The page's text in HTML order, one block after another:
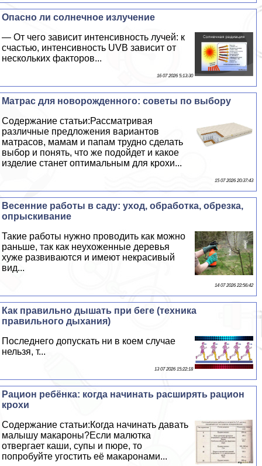
Опасно ли солнечное излучение
— От чего зависит интенсивность лучей: к
счастью, интенсивность UVB зависит от
нескольких факторов...
16 07 2026 5:13:30
Матрас для новорожденного: советы по выбору
Содержание статьи:Рассматривая
различные предложения вариантов
матрасов, мамам и папам трудно сделать
выбор и понять, что же подойдет и какое
изделие станет оптимальным для крохи...
15 07 2026 20:37:43
Весенние работы в саду: уход, обработка, обрезка,
опрыскивание
Такие работы нужно проводить как можно
раньше, так как неухоженные деревья
хуже развиваются и имеют некрасивый
вид...
14 07 2026 22:56:42
Как правильно дышать при беге (техника
правильного дыхания)
Последнего допускать ни в коем случае
нельзя, т...
13 07 2026 15:22:18
Рацион ребёнка: когда начинать расширять рацион
крохи
Содержание статьи:Когда начинать давать
малышу макароны?Если малютка
отвергает каши, супы и пюре, то
попробуйте угостить её макаронами...